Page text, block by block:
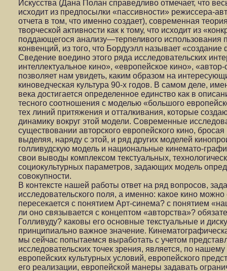
Искусства (Дана Полан справедливо отмечает, что
исходит из предпосылки «пассивности» режиссера-
отчета в том, что именно создает), современная
творческой активности как к тому, что исходит из
поддающегося анализу—терпеливого использования
конвенций, из того, что Бордуэлл называет
Сведение воедино этого ряда исследовательских
интеллектуальное кино», «европейское кино»,
позволяет нам увидеть, каким образом на
киноведческая культура 90-х годов. В самом деле,
века достигается определенное единство как в
тесного соотношения с моделью «большого
тех линий притяжения и отталкивания, которые
динамику вокруг этой модели. Современные
существовании авторского европейского кино,
выделяя, наряду с этой, и ряд других моделей
голливудскую модель и национальные кинемато-
свои выводы комплексом текстуальных,
социокультурных параметров, задающих модель
совокупности.
В контексте нашей работы ответ на ряд вопросов,
исследовательского поля, а именно: какое кино
пересекается с понятием Арт-синема? с понятием
ли оно связывается с концептом «авторства»?
Голливуду? каковы его основные текстуальные и
принципиально важное значение.
мы сейчас попытаемся выработать с учетом
исследовательских точек зрения, является, по
европейских культурных условий, европейского
его реализации, европейской манеры задавать